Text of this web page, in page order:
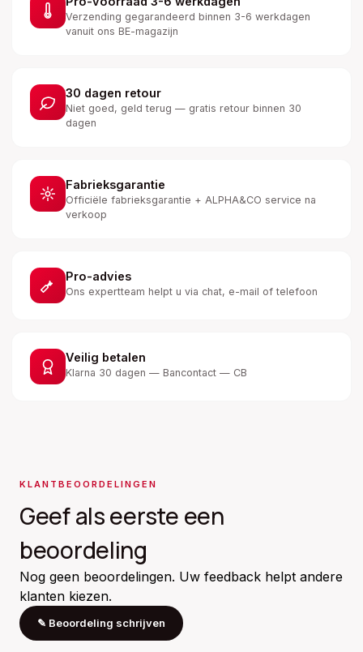
Verzending gegarandeerd binnen 3-6 werkdagen
vanuit ons BE-magazijn
30 dagen retour
Niet goed, geld terug — gratis retour binnen 30
dagen
Fabrieksgarantie
Officiële fabrieksgarantie + ALPHA&CO service na
verkoop
Pro-advies
Ons expertteam helpt u via chat, e-mail of telefoon
Veilig betalen
Klarna 30 dagen — Bancontact — CB
KLANTBEOORDELINGEN
Geef als eerste een
beoordeling
Nog geen beoordelingen. Uw feedback helpt andere
klanten kiezen.
✎ Beoordeling schrijven